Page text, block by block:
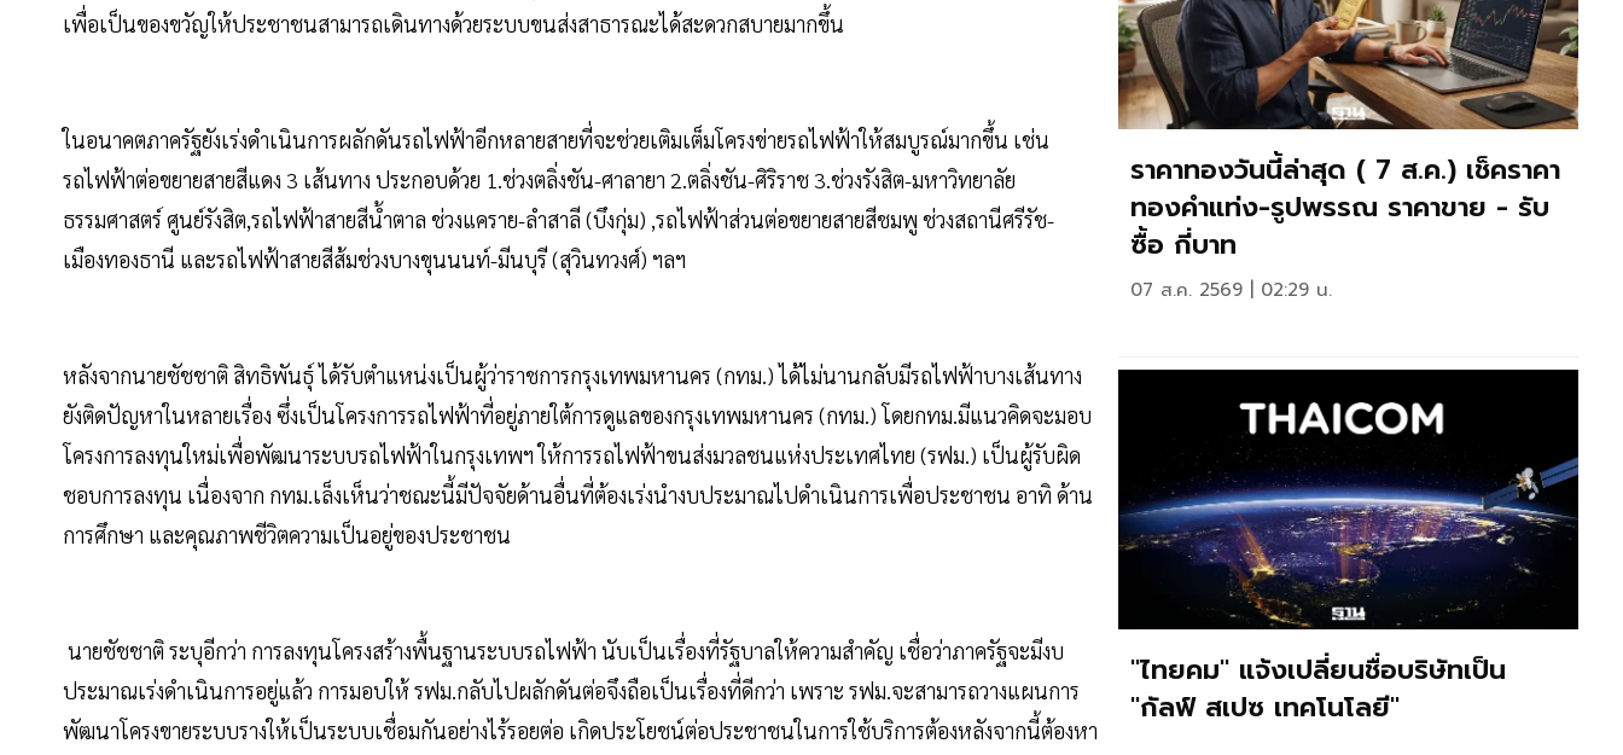
เพื่อเป็นของขวัญให้ประชาชนสามารถเดินทางด้วยระบบขนส่งสาธารณะได้สะดวกสบายมากขึ้น
ในอนาคตภาครัฐยังเร่งดำเนินการผลักดันรถไฟฟ้าอีกหลายสายที่จะช่วยเติมเต็มโครงข่ายรถไฟฟ้าให้สมบูรณ์มากขึ้น เช่น
รถไฟฟ้าต่อขยายสายสีแดง 3 เส้นทาง ประกอบด้วย 1.ช่วงตลิ่งชัน-ศาลายา 2.ตลิ่งชัน-ศิริราช 3.ช่วงรังสิต-มหาวิทยาลัย
ธรรมศาสตร์ ศูนย์รังสิต,รถไฟฟ้าสายสีน้ำตาล ช่วงแคราย-ลำสาลี (บึงกุ่ม) ,รถไฟฟ้าส่วนต่อขยายสายสีชมพู ช่วงสถานีศรีรัช-
เมืองทองธานี และรถไฟฟ้าสายสีส้มช่วงบางขุนนนท์-มีนบุรี (สุวินทวงศ์) ฯลฯ
หลังจากนายชัชชาติ สิทธิพันธุ์ ได้รับตำแหน่งเป็นผู้ว่าราชการกรุงเทพมหานคร (กทม.) ได้ไม่นานกลับมีรถไฟฟ้าบางเส้นทาง
ยังติดปัญหาในหลายเรื่อง ซึ่งเป็นโครงการรถไฟฟ้าที่อยู่ภายใต้การดูแลของกรุงเทพมหานคร (กทม.) โดยกทม.มีแนวคิดจะมอบ
โครงการลงทุนใหม่เพื่อพัฒนาระบบรถไฟฟ้าในกรุงเทพฯ ให้การรถไฟฟ้าขนส่งมวลชนแห่งประเทศไทย (รฟม.) เป็นผู้รับผิด
ชอบการลงทุน เนื่องจาก กทม.เล็งเห็นว่าชณะนี้มีปัจจัยด้านอื่นที่ต้องเร่งนำงบประมาณไปดำเนินการเพื่อประชาชน อาทิ ด้าน
การศึกษา และคุณภาพชีวิตความเป็นอยู่ของประชาชน
นายชัชชาติ ระบุอีกว่า การลงทุนโครงสร้างพื้นฐานระบบรถไฟฟ้า นับเป็นเรื่องที่รัฐบาลให้ความสำคัญ เชื่อว่าภาครัฐจะมีงบ
ประมาณเร่งดำเนินการอยู่แล้ว การมอบให้ รฟม.กลับไปผลักดันต่อจึงถือเป็นเรื่องที่ดีกว่า เพราะ รฟม.จะสามารถวางแผนการ
พัฒนาโครงขายระบบรางให้เป็นระบบเชื่อมกันอย่างไร้รอยต่อ เกิดประโยชน์ต่อประชาชนในการใช้บริการต้องหลังจากนี้ต้องหา
ราคาทองวันนี้ล่าสุด ( 7 ส.ค.) เช็คราคา
ทองคำแท่ง-รูปพรรณ ราคาขาย - รับ
ซื้อ กี่บาท
07 ส.ค. 2569 | 02:29 น.
"ไทยคม" แจ้งเปลี่ยนชื่อบริษัทเป็น
"กัลฟ์ สเปซ เทคโนโลยี"